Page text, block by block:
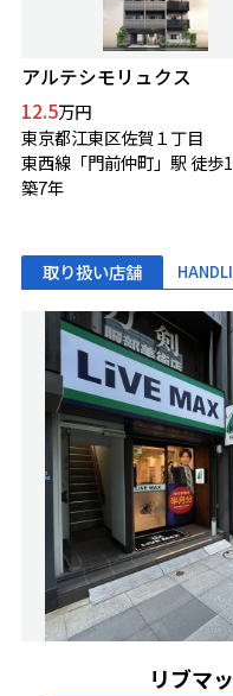
アルテシモリュクス
12.5万円
東京都江東区佐賀１丁目
東西線「門前仲町」駅 徒歩
築7年
取り扱い店舗
リブマ